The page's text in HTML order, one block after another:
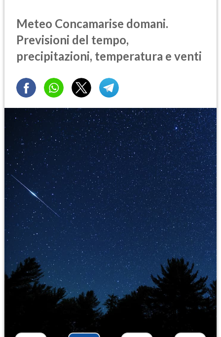
Meteo Concamarise domani.
Previsioni del tempo,
precipitazioni, temperatura e venti